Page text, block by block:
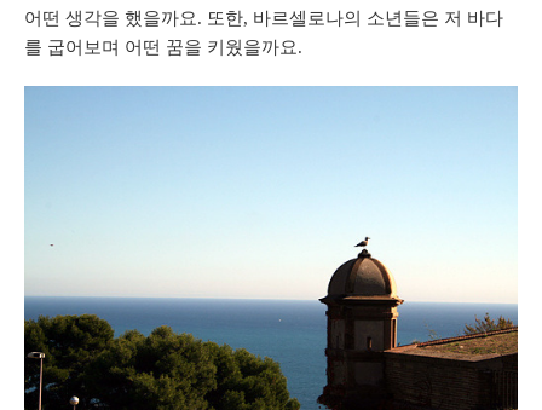
어떤 생각을 했을까요. 또한, 바르셀로나의 소년들은 저 바다
를 굽어보며 어떤 꿈을 키웠을까요.